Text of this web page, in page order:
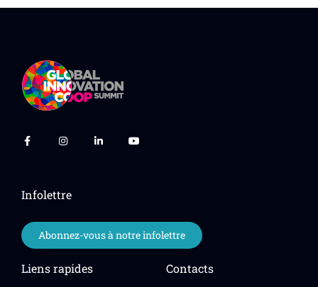
Liens rapides Contacts
Infolettre
Abonnez-vous à notre infolettre